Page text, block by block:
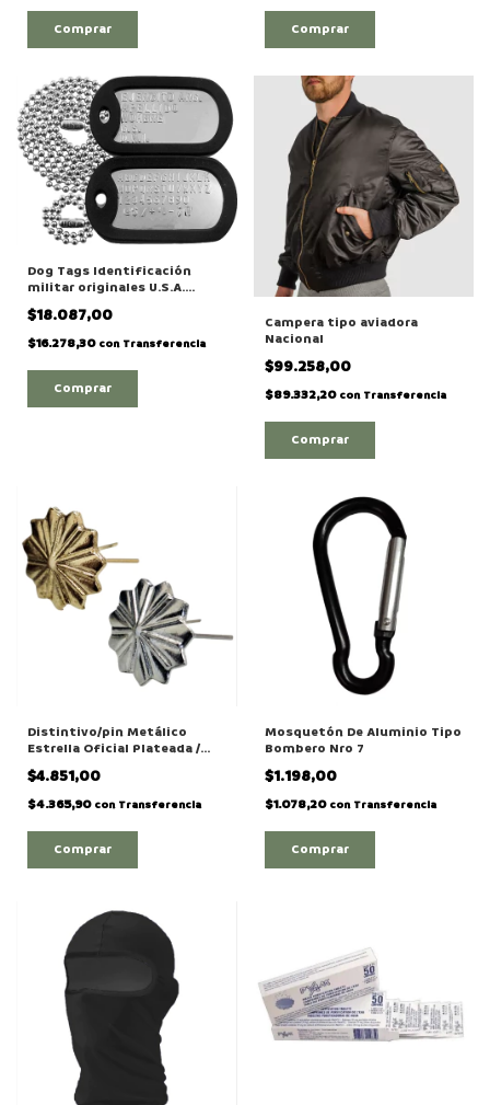
Comprar Comprar
Dog Tags Identificación
militar originales U.S.A.
"Grabado a Golpe"
$18.087,00
$16.278,30 con Transferencia
Campera tipo aviadora
Nacional
$99.258,00
$89.332,20 con Transferencia
Comprar
Distintivo/pin Metálico
Estrella Oficial Plateada /
Dorada
$4.851,00
$4.365,90 con Transferencia
Comprar
Mosquetón De Aluminio Tipo
Bombero Nro 7
$1.198,00
$1.078,20 con Transferencia